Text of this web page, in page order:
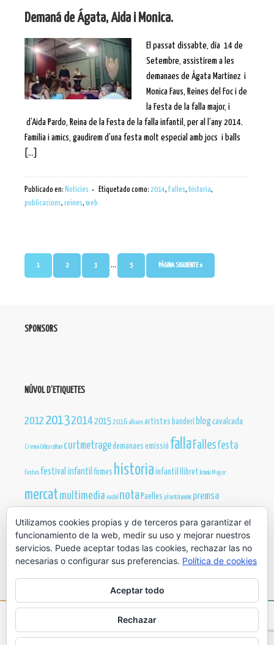
Demaná de Ágata, Aida i Monica.
El passat dissabte, día 14 de
Setembre, assistírem a les
demanaes de Ágata Martínez i
Monica Faus, Reines del Foc i de
la Festa de la falla major, i
d’Aida Pardo, Reina de la Festa de la falla infantil, per al l’any 2014.
Familia i amics, gaudirem d’una festa molt especial amb jocs i balls
[…]
Publicado en: Noticies Etiquetado como: 2014, Falles, historia,
publicacions, reines, web
1 2 3 … 5 PÁGINA SIGUIENTE »
SPONSORS
NÚVOL D’ETIQUETES
2012 201320142015 2016 albaesartistes banderí blog cavalcada
Crema Critica cultura curtmetragedemanaes emissió falla Fallesfesta
festesfestival infantil firmes historia infantil llibret loteria Major
mercat multimedia nadal nota Paelles plantá premis premsa
presentació president publicacionsreinesSant Joansoparteatre
trucvideo web
Utilizamos cookies propias y de terceros para garantizar el
funcionamiento de la web, medir su uso y mejorar nuestros
servicios. Puede aceptar todas las cookies, rechazar las no
necesarias o configurar sus preferencias. Política de cookies
Aceptar todo
Rechazar